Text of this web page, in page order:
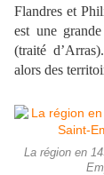
Flandres et
est une
(traité
alors des
La région en